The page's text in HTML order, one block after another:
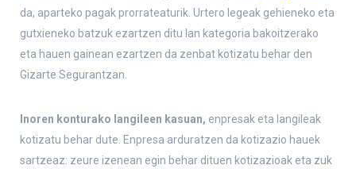
da, aparteko pagak prorrateaturik. Urtero legeak gehieneko eta
gutxieneko batzuk ezartzen ditu lan kategoria bakoitzerako
eta hauen gainean ezartzen da zenbat kotizatu behar den
Gizarte Segurantzan.
Inoren konturako langileen kasuan, enpresak eta langileak
kotizatu behar dute. Enpresa arduratzen da kotizazio hauek
sartzeaz: zeure izenean egin behar dituen kotizazioak eta zuk